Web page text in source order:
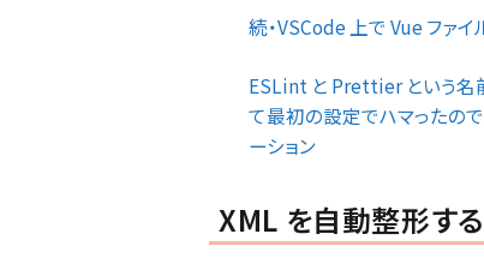
続・VSCode 上で Vue ファ
ESLint と Prettier という名
て最初の設定でハマったの
ーション
XML を自動整形する